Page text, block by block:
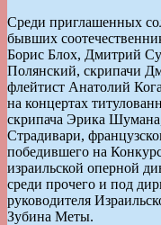
Среди приглашенных
бывших
Борис Блох, Дмитрий
Полянский, скрипачи
флейтист Анатолий
на концертах
скрипача Эрика
Страдивари,
победившего на
израильской оперной
среди прочего и под
руководителя
Зубина Меты.